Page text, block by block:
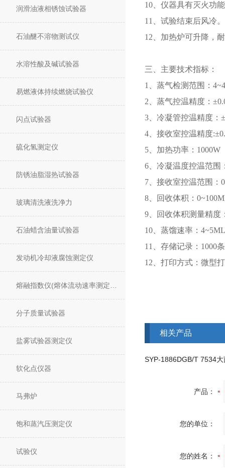
润滑油液相锈蚀试验器
石油醚不溶物测试仪
水溶性酸及碱试验器
易燃液体持续燃烧试验仪
闪点试验器
硫化氢测定仪
防锈油脂湿热试验器
玻璃清洗液洗净力
石油蜡含油量试验器
发动机冷却液腐蚀测定仪
分子质量试验器
盐雾试验器测定仪
软化点仪器
马弗炉
饱和蒸汽压测定仪
试验仪
10、仪器具有灭火功
11、试验结束后风冷。
12、加热炉可升降，
三、主要技术指标：
1、蒸气检测范围：
2、蒸气控温精度：
3、冷凝管控温精度：
4、接收室控温精度
5、加热功率：1000W
6、冷凝温度控温范围
7、接收室控温范围：
8、回收体积：
9、回收体积测量精度
10、蒸馏速率：
11、存储记录：1000条
12、打印方式：微型
相关产品
产品：
您的单位：
您的姓名：